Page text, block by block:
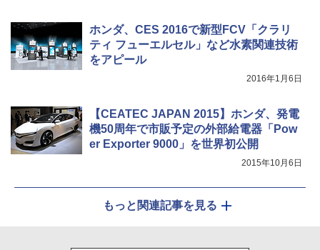
ホンダ、CES 2016で新型FCV「クラリ
ティ フューエルセル」など水素関連技術
をアピール
2016年1月6日
【CEATEC JAPAN 2015】ホンダ、発電
機50周年で市販予定の外部給電器「Pow
er Exporter 9000」を世界初公開
2015年10月6日
もっと関連記事を見る